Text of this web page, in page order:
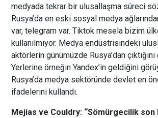
medyada tekrar bir ulusallaşma süreci
Rusya’da en eski sosyal medya
var, telegram var. Tiktok mesela bizim
kullanılmıyor. Medya endüstrisindeki
aktörlerin günümüzde Rusya’dan
Yerlerine örneğin Yandex’in geldiğini
Rusya’da medya sektöründe devlet en
ifadelerini kullandı.
Mejias ve Couldry: “Sömürgecilik son